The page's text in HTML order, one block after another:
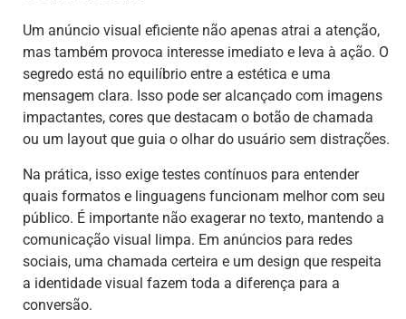
Um anúncio visual eficiente não apenas atrai a atenção,
mas também provoca interesse imediato e leva à ação. O
segredo está no equilíbrio entre a estética e uma
mensagem clara. Isso pode ser alcançado com imagens
impactantes, cores que destacam o botão de chamada
ou um layout que guia o olhar do usuário sem distrações.
Na prática, isso exige testes contínuos para entender
quais formatos e linguagens funcionam melhor com seu
público. É importante não exagerar no texto, mantendo a
comunicação visual limpa. Em anúncios para redes
sociais, uma chamada certeira e um design que respeita
a identidade visual fazem toda a diferença para a
conversão.